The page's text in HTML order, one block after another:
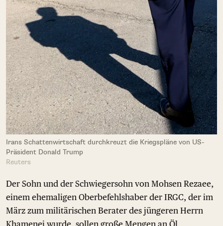
Irans Schattenwirtschaft durchkreuzt die Kriegspläne von US-
Präsident Donald Trump
Reuters
Der Sohn und der Schwiegersohn von Mohsen Rezaee,
einem ehemaligen Oberbefehlshaber der IRGC, der im
März zum militärischen Berater des jüngeren Herrn